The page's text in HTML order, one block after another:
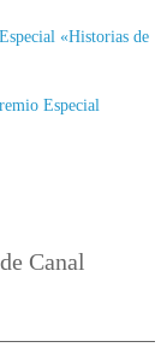
«Historias de
Especial
Canal